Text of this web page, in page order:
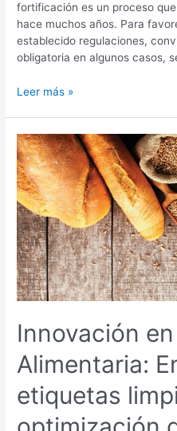
fortificación es un proceso
hace muchos años. Para
establecido regulaciones,
obligatoria en algunos casos,
Leer más »
Innovación
Alimentaria:
etiquetas
Innovación
en
la
Industria
Alimentaria:
Enzimas
para
etiquetas
limpias
y
de
costos